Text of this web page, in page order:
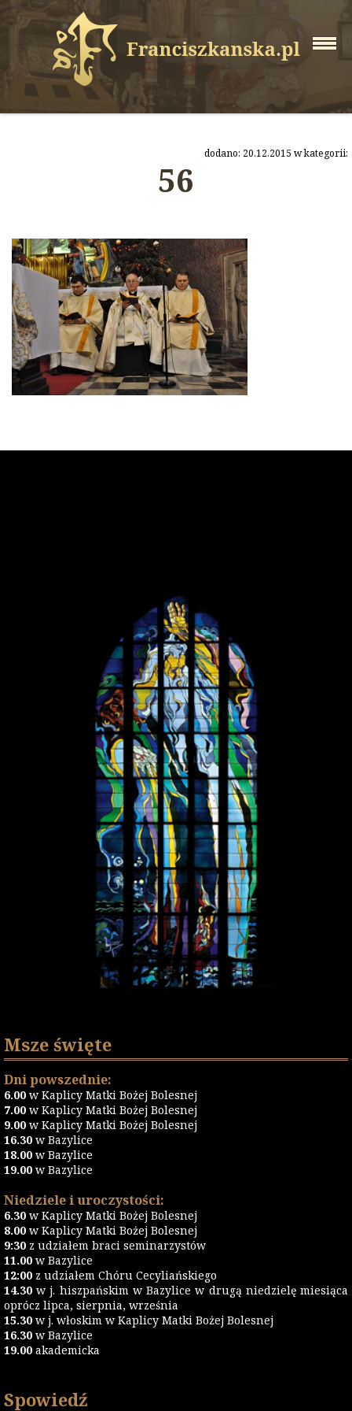
dodano: 20.12.2015 w kategorii:
56
Msze święte
Dni powszednie:
6.00 w Kaplicy Matki Bożej Bolesnej
7.00 w Kaplicy Matki Bożej Bolesnej
9.00 w Kaplicy Matki Bożej Bolesnej
16.30 w Bazylice
18.00 w Bazylice
19.00 w Bazylice
Niedziele i uroczystości:
6.30 w Kaplicy Matki Bożej Bolesnej
8.00 w Kaplicy Matki Bożej Bolesnej
9:30 z udziałem braci seminarzystów
11.00 w Bazylice
12:00 z udziałem Chóru Cecyliańskiego
14.30 w j. hiszpańskim w Bazylice w drugą niedzielę miesiąca
oprócz lipca, sierpnia, września
15.30 w j. włoskim w Kaplicy Matki Bożej Bolesnej
16.30 w Bazylice
19.00 akademicka
Spowiedź